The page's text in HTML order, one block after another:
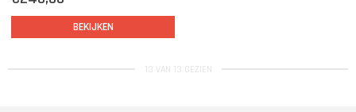
BEKIJKEN
13 VAN 13 GEZIEN